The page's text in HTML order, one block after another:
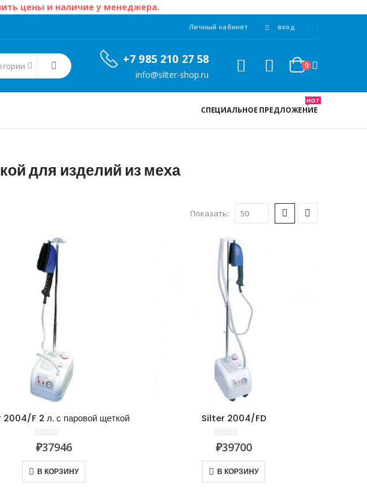
цены и наличие у менеджера.
Личный кабинет вход
+7 985 210 27 58
info@silter-shop.ru
0
СПЕЦИАЛЬНОЕ ПРЕДЛОЖЕНИЕ
HOT
для изделий из меха
Показать:
F 2 л. с паровой щеткой
0из 5
₽37946
В КОРЗИНУ
Silter 2004/FD
0из 5
₽39700
В КОРЗИНУ